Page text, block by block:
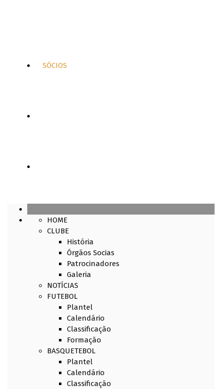
SÓCIOS
HOME
CLUBE
História
Órgãos Socias
Patrocinadores
Galeria
NOTÍCIAS
FUTEBOL
Plantel
Calendário
Classificação
Formação
BASQUETEBOL
Plantel
Calendário
Classificação